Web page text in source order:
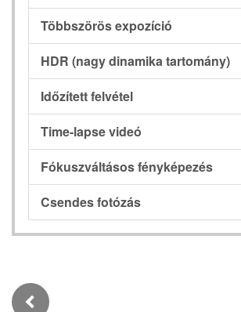
Többszörös expozíció
HDR (nagy dinamika tartomány)
Időzített felvétel
Time-lapse videó
Fókuszváltásos fényképezés
Csendes fotózás